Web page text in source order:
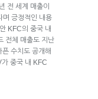
전 세계 매출이
긍정적인 내용
KFC의 중국 내
전체 매출도 지난
수치도 공개해
중국 내 KFC